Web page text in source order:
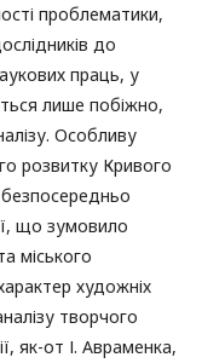
проблематики,
до
праць, у
лише побіжно,
Особливу
розвитку Кривого
що зумовило
міського
художніх
творчого
як-от І. Авраменка,